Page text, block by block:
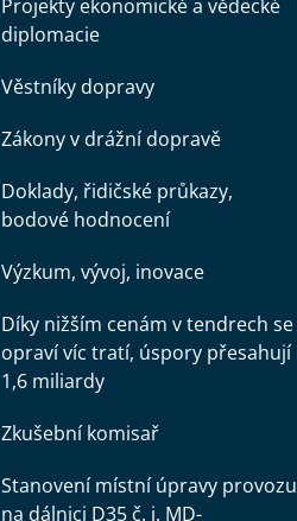
Projekty ekonomické a vědecké
diplomacie
Věstníky dopravy
Zákony v drážní dopravě
Doklady, řidičské průkazy,
bodové hodnocení
Výzkum, vývoj, inovace
Díky nižším cenám v tendrech se
opraví víc tratí, úspory přesahují
1,6 miliardy
Zkušební komisař
Stanovení místní úpravy provozu
na dálnici D35 č. j. MD-